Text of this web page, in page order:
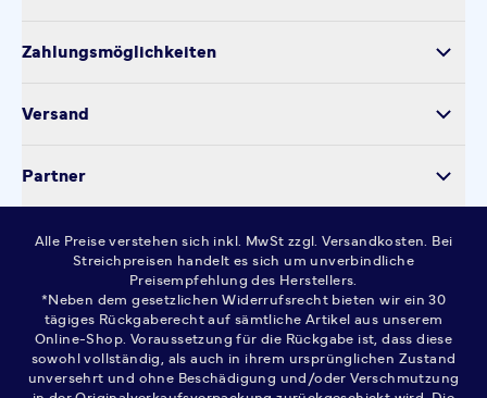
Produktsicherheit
Kontakt
Datenschutz
Widerrufsrecht
AGB
FAQ
Zahlungsmöglichkeiten
Versand
Partner
Alle Preise verstehen sich inkl. MwSt zzgl. Versandkosten. Bei
Streichpreisen handelt es sich um unverbindliche
Preisempfehlung des Herstellers.
*Neben dem gesetzlichen Widerrufsrecht bieten wir ein 30
tägiges Rückgaberecht auf sämtliche Artikel aus unserem
Online-Shop. Voraussetzung für die Rückgabe ist, dass diese
sowohl vollständig, als auch in ihrem ursprünglichen Zustand
unversehrt und ohne Beschädigung und/oder Verschmutzung